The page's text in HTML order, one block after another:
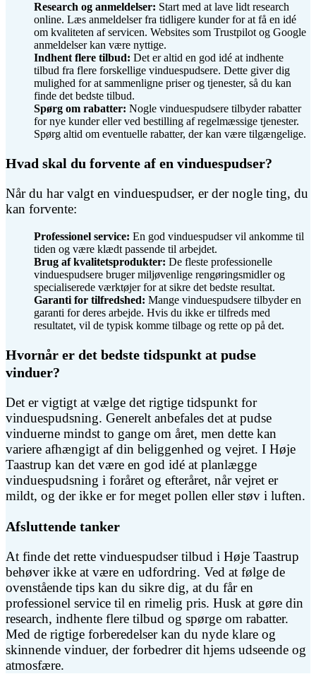
Research og anmeldelser: Start med at lave lidt research
online. Læs anmeldelser fra tidligere kunder for at få en idé
om kvaliteten af servicen. Websites som Trustpilot og Google
anmeldelser kan være nyttige.
Indhent flere tilbud: Det er altid en god idé at indhente
tilbud fra flere forskellige vinduespudsere. Dette giver dig
mulighed for at sammenligne priser og tjenester, så du kan
finde det bedste tilbud.
Spørg om rabatter: Nogle vinduespudsere tilbyder rabatter
for nye kunder eller ved bestilling af regelmæssige tjenester.
Spørg altid om eventuelle rabatter, der kan være tilgængelige.
Hvad skal du forvente af en vinduespudser?
Når du har valgt en vinduespudser, er der nogle ting, du
kan forvente:
Professionel service: En god vinduespudser vil ankomme til
tiden og være klædt passende til arbejdet.
Brug af kvalitetsprodukter: De fleste professionelle
vinduespudsere bruger miljøvenlige rengøringsmidler og
specialiserede værktøjer for at sikre det bedste resultat.
Garanti for tilfredshed: Mange vinduespudsere tilbyder en
garanti for deres arbejde. Hvis du ikke er tilfreds med
resultatet, vil de typisk komme tilbage og rette op på det.
Hvornår er det bedste tidspunkt at pudse
vinduer?
Det er vigtigt at vælge det rigtige tidspunkt for
vinduespudsning. Generelt anbefales det at pudse
vinduerne mindst to gange om året, men dette kan
variere afhængigt af din beliggenhed og vejret. I Høje
Taastrup kan det være en god idé at planlægge
vinduespudsning i foråret og efteråret, når vejret er
mildt, og der ikke er for meget pollen eller støv i luften.
Afsluttende tanker
At finde det rette vinduespudser tilbud i Høje Taastrup
behøver ikke at være en udfordring. Ved at følge de
ovenstående tips kan du sikre dig, at du får en
professionel service til en rimelig pris. Husk at gøre din
research, indhente flere tilbud og spørge om rabatter.
Med de rigtige forberedelser kan du nyde klare og
skinnende vinduer, der forbedrer dit hjems udseende og
atmosfære.